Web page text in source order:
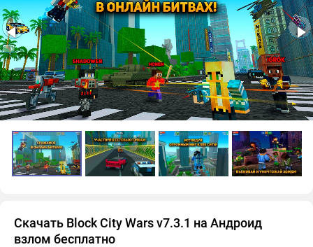
Скачать Block City Wars v7.3.1 на Андроид
взлом бесплатно